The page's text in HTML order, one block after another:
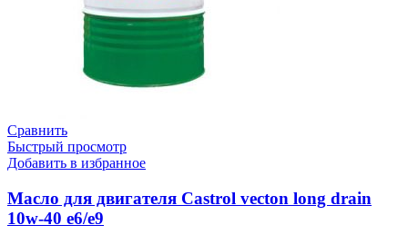
Сравнить
Быстрый просмотр
Добавить в избранное
Масло для двигателя Castrol vecton long drain
10w-40 e6/e9